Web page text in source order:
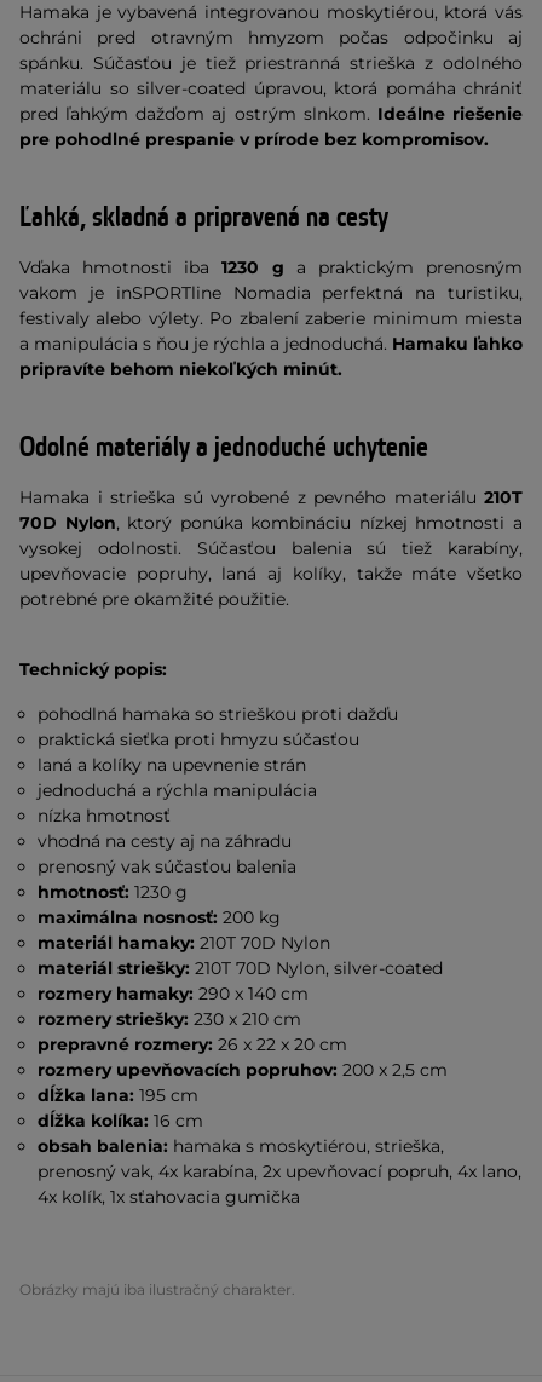
Hamaka je vybavená integrovanou moskytiérou, ktorá vás
ochráni pred otravným hmyzom počas odpočinku aj
spánku. Súčasťou je tiež priestranná strieška z odolného
materiálu so silver-coated úpravou, ktorá pomáha chrániť
pred ľahkým dažďom aj ostrým slnkom. Ideálne riešenie
pre pohodlné prespanie v prírode bez kompromisov.
Ľahká, skladná a pripravená na cesty
Vďaka hmotnosti iba1230 g a praktickým prenosným
vakom je inSPORTline Nomadia perfektná na turistiku,
festivaly alebo výlety. Po zbalení zaberie minimum miesta
a manipulácia s ňou je rýchla a jednoduchá. Hamaku ľahko
pripravíte behom niekoľkých minút.
Odolné materiály a jednoduché uchytenie
Hamaka i strieška sú vyrobené z pevného materiálu 210T
70D Nylon, ktorý ponúka kombináciu nízkej hmotnosti a
vysokej odolnosti. Súčasťou balenia sú tiež karabíny,
upevňovacie popruhy, laná aj kolíky, takže máte všetko
potrebné pre okamžité použitie.
Technický popis:
pohodlná hamaka so strieškou proti dažďu
praktická sieťka proti hmyzu súčasťou
laná a kolíky na upevnenie strán
jednoduchá a rýchla manipulácia
nízka hmotnosť
vhodná na cesty aj na záhradu
prenosný vak súčasťou balenia
hmotnosť: 1230 g
maximálna nosnosť: 200 kg
materiál hamaky: 210T 70D Nylon
materiál striešky: 210T 70D Nylon, silver-coated
rozmery hamaky: 290 x 140 cm
rozmery striešky: 230 x 210 cm
prepravné rozmery: 26 x 22 x 20 cm
rozmery upevňovacích popruhov: 200 x 2,5 cm
dĺžka lana:195 cm
dĺžka kolíka:16 cm
obsah balenia: hamaka s moskytiérou, strieška,
prenosný vak, 4x karabína, 2x upevňovací popruh, 4x lano,
4x kolík, 1x sťahovacia gumička
Obrázky majú iba ilustračný charakter.